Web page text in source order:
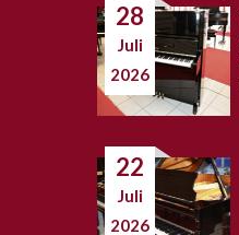
28
Juli
2026
22
Juli
2026